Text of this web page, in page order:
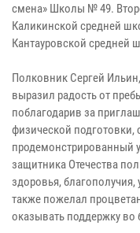
смена» Школы № 49.
Каликинской средней
Кантауровской средней
Полковник Сергей
выразил радость от
поблагодарив за
физической
продемонстрированный
защитника Отечества
здоровья,
также пожелал
оказывать поддержку во